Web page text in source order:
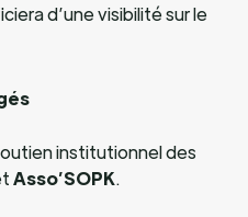
d’une visibilité sur le
institutionnel des
Asso’SOPK.